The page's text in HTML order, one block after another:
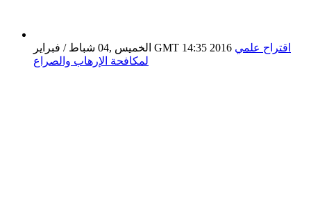
الخميس ,04 شباط / فبراير GMT 14:35 2016 اقتراح علمي
لمكافحة الإرهاب والصراع